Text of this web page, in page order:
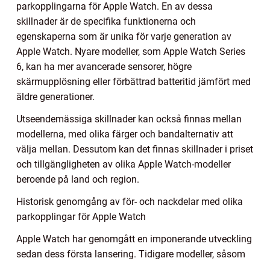
parkopplingarna för Apple Watch. En av dessa
skillnader är de specifika funktionerna och
egenskaperna som är unika för varje generation av
Apple Watch. Nyare modeller, som Apple Watch Series
6, kan ha mer avancerade sensorer, högre
skärmupplösning eller förbättrad batteritid jämfört med
äldre generationer.
Utseendemässiga skillnader kan också finnas mellan
modellerna, med olika färger och bandalternativ att
välja mellan. Dessutom kan det finnas skillnader i priset
och tillgängligheten av olika Apple Watch-modeller
beroende på land och region.
Historisk genomgång av för- och nackdelar med olika
parkopplingar för Apple Watch
Apple Watch har genomgått en imponerande utveckling
sedan dess första lansering. Tidigare modeller, såsom